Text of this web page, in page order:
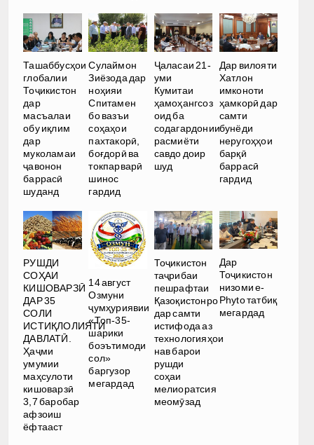
Ташаббусҳои
глобалии
Тоҷикистон
дар
масъалаи
обу иқлим
дар
муколамаи
ҷавонон
баррасӣ
шуданд
Сулаймон
Зиёзода дар
ноҳияи
Спитамен
бо вазъи
соҳаҳои
пахтакорӣ,
боғдорӣ ва
токпарварӣ
шинос
гардид
Ҷаласаи 21-
уми
Кумитаи
ҳамоҳангсоз
оид ба
содагардонии
расмиёти
савдо доир
шуд
Дар вилояти
Хатлон
имконоти
ҳамкорӣ дар
самти
бунёди
неругоҳҳои
барқӣ
баррасӣ
гардид
РУШДИ
СОҲАИ
КИШОВАРЗӢ
ДАР 35
СОЛИ
ИСТИҚЛОЛИЯТИ
ДАВЛАТӢ.
Ҳаҷми
умумии
маҳсулоти
кишоварзӣ
3,7 баробар
афзоиш
ёфтааст
14 август
Озмуни
ҷумҳуриявии
«Топ-35-
шарики
боэътимоди
сол»
баргузор
мегардад
Тоҷикистон
таҷрибаи
пешрафтаи
Қазоқистонро
дар самти
истифода аз
технологияҳои
нав барои
рушди
соҳаи
мелиоратсия
меомӯзад
Дар
Тоҷикистон
низоми e-
Phyto татбиқ
мегардад